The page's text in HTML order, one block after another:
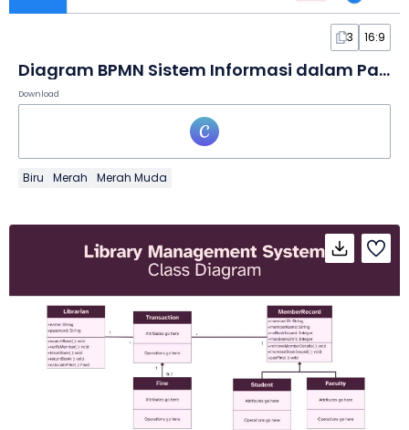
3 16:9
Diagram BPMN Sistem Informasi dalam Papan Tulis
Download
Biru Merah Merah Muda